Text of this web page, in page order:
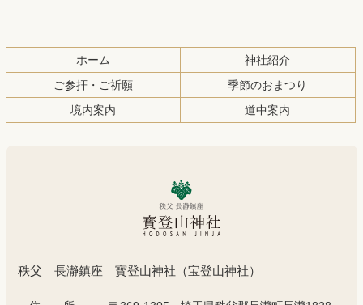
ホーム
神社紹介
ご参拝・ご祈願
季節のおまつり
境内案内
道中案内
秩父 長瀞鎮座 寳登山神社（宝登山神社）